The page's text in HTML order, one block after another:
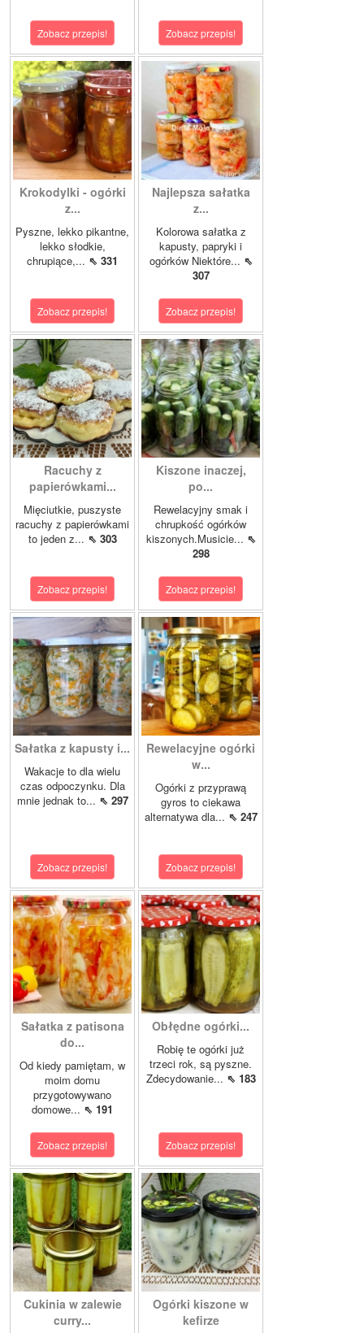
Zobacz przepis! Zobacz przepis!
Krokodylki - ogórki
z...
Pyszne, lekko pikantne,
lekko słodkie,
chrupiące,... ⇖ 331
Zobacz przepis!
Najlepsza sałatka
z...
Kolorowa sałatka z
kapusty, papryki i
ogórków Niektóre... ⇖
307
Zobacz przepis!
Racuchy z
papierówkami...
Mięciutkie, puszyste
racuchy z papierówkami
to jeden z... ⇖ 303
Zobacz przepis!
Kiszone inaczej,
po...
Rewelacyjny smak i
chrupkość ogórków
kiszonych.Musicie... ⇖
298
Zobacz przepis!
Sałatka z kapusty i...
Wakacje to dla wielu
czas odpoczynku. Dla
mnie jednak to... ⇖ 297
Zobacz przepis!
Rewelacyjne ogórki
w...
Ogórki z przyprawą
gyros to ciekawa
alternatywa dla... ⇖ 247
Zobacz przepis!
Sałatka z patisona
do...
Od kiedy pamiętam, w
moim domu
przygotowywano
domowe... ⇖ 191
Zobacz przepis!
Obłędne ogórki...
Robię te ogórki już
trzeci rok, są pyszne.
Zdecydowanie... ⇖ 183
Zobacz przepis!
Cukinia w zalewie
curry...
Ogórki kiszone w
kefirze